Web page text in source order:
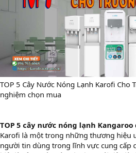
TOP 5 Cây Nước Nóng Lạnh Karofi Cho
nghiệm chọn mua
TOP 5 cây nước nóng lạnh
Karofi là một trong những thương hiệu
người tin dùng trong lĩnh vực cung cấp